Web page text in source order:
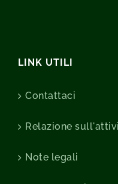
LINK UTILI
Contattaci
Relazione
Note legali